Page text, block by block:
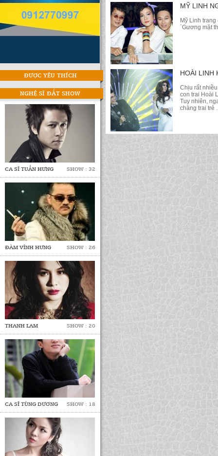
ĐƯỢC YÊU THÍCH
NGHỆ SĨ ĐẮT SHOW
CA SĨ TUẤN HƯNG SHOW : 32
ĐÀM VĨNH HƯNG SHOW : 26
THANH LAM SHOW : 20
CA SĨ TÙNG DƯƠNG SHOW : 18
MỸ LINH
Mỹ Linh
`Gương mặt
HOÀI LINH
Chịu rất
con trai Hoài
Tuy nhiên,
chàng trai trẻ